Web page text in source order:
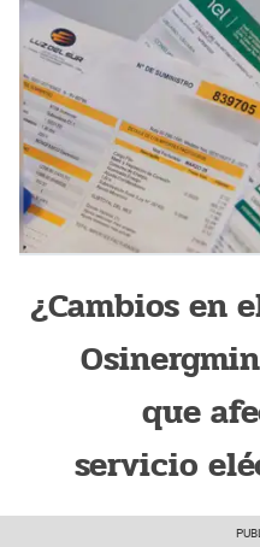
¿Cambios en
que
servicio